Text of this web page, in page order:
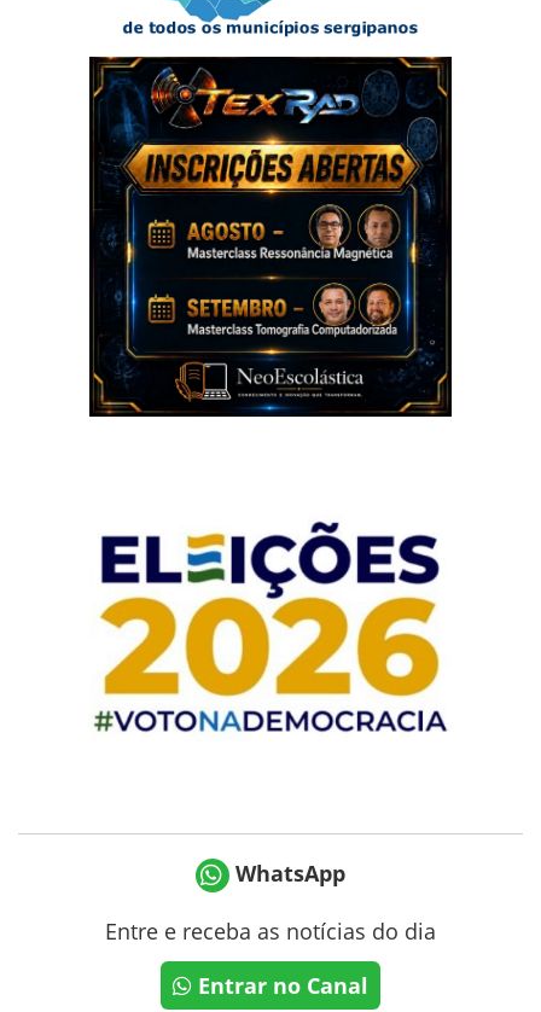
WhatsApp
Entre e receba as notícias do dia
Entrar no Canal